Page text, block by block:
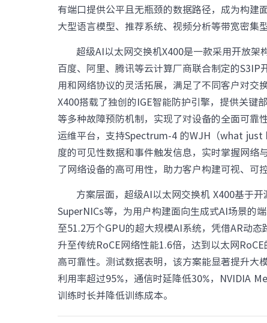
有端口提供公平且无瓶颈的数据路径，成为构建
大型语言模型、推荐系统、视频分析等带宽密集
超级AI以太网交换机X400是一款采用开放
百度、阿里、腾讯等云计算厂商联合制定的S3IP
用和网络协议的灵活拓展，满足了不同客户对交
X400搭载了独创的IGE智能防护引擎，提供关键
等多种故障预防机制，实现了对设备的全面可靠
运维平台，支持Spectrum-4 的WJH（what just
度的可见性数据和事件触发信息，实时掌握网络
了网络设备的高可用性，助力客户构建可视、可
方案层面，超级AI以太网交换机 X400基于
SuperNICs等，为用户构建面向生成式AI场景的
至51.2万个GPU的超大规模AI系统，凭借AR动
升至传统RoCE网络性能1.6倍，达到以太网
高可靠性。测试数据表明，该方案能显著提升大
利用率超过95%，通信时延降低30%，NVIDIA
训练时长并降低训练成本。